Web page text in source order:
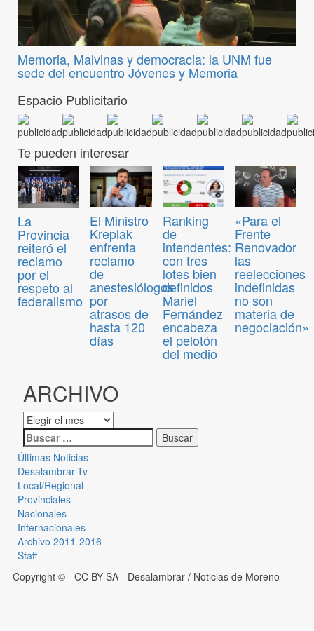
Memoria, Malvinas y democracia: la UNM fue
sede del encuentro Jóvenes y Memoria
Espacio Publicitario
Te pueden interesar
La
Provincia
reiteró el
reclamo
por el
respeto al
federalismo
El Ministro
Kreplak
enfrenta
reclamo
de
anestesiólogos
por
atrasos de
hasta 120
días
Ranking
de
intendentes:
con tres
lotes bien
definidos
Mariel
Fernández
encabeza
el pelotón
del medio
«Para el
Frente
Renovador
las
reelecciones
indefinidas
no son
materia de
negociación»
ARCHIVO
Últimas Noticias
Desalambrar-Tv
Local/Regional
Provinciales
Nacionales
Internacionales
Archivo 2011-2016
Staff
Copyright © - CC BY-SA - Desalambrar / Noticias de Moreno